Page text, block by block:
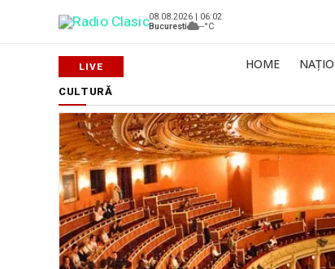
08.08.2026 | 06:02
Bucuresti
--°C
HOME
CULTURĂ